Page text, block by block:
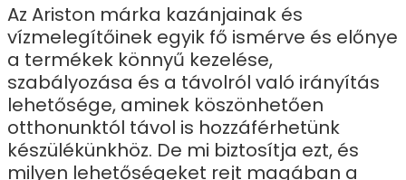
Az Ariston márka kazánjainak és
vízmelegítőinek egyik fő ismérve és előnye
a termékek könnyű kezelése,
szabályozása és a távolról való irányítás
lehetősége, aminek köszönhetően
otthonunktól távol is hozzáférhetünk
készülékünkhöz. De mi biztosítja ezt, és
milyen lehetőségeket rejt magában a